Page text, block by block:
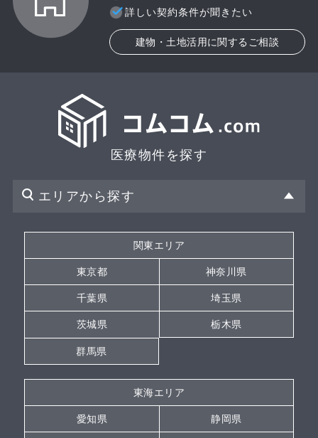
詳しい契約条件が聞きたい
建物・土地活用に関するご相談
医療物件を探す
エリアから探す
関東エリア
東京都 神奈川県
千葉県 埼玉県
茨城県 栃木県
群馬県
東海エリア
愛知県 静岡県